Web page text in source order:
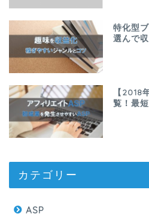
特化型
選んで
【2018
覧！最
カテゴリー
ASP